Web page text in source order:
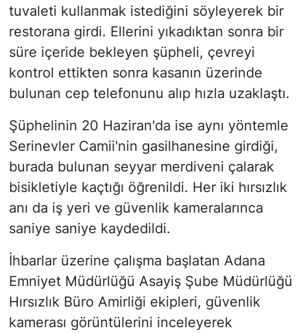
tuvaleti kullanmak istediğini söyleyerek bir
restorana girdi. Ellerini yıkadıktan sonra bir
süre içeride bekleyen şüpheli, çevreyi
kontrol ettikten sonra kasanın üzerinde
bulunan cep telefonunu alıp hızla uzaklaştı.
Şüphelinin 20 Haziran'da ise aynı yöntemle
Serinevler Camii'nin gasilhanesine girdiği,
burada bulunan seyyar merdiveni çalarak
bisikletiyle kaçtığı öğrenildi. Her iki hırsızlık
anı da iş yeri ve güvenlik kameralarınca
saniye saniye kaydedildi.
İhbarlar üzerine çalışma başlatan Adana
Emniyet Müdürlüğü Asayiş Şube Müdürlüğü
Hırsızlık Büro Amirliği ekipleri, güvenlik
kamerası görüntülerini inceleyerek